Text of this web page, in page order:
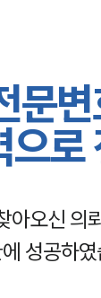
문
아오신 의
성공하였